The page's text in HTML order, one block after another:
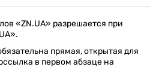
«ZN.UA» разрешается при
прямая, открытая для
в первом абзаце на